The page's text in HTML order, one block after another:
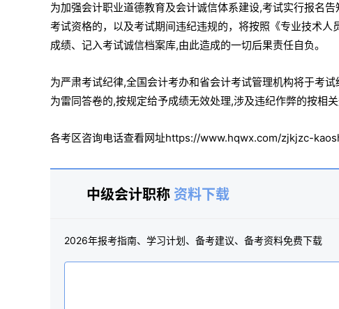
为加强会计职业道德教育及会计诚信体系建设,考试实行报名
考试资格的，以及考试期间违纪违规的，将按照《专业技术
成绩、记入考试诚信档案库,由此造成的一切后果责任自负。
为严肃考试纪律,全国会计考办和省会计考试管理机构将于考
为雷同答卷的,按规定给予成绩无效处理,涉及违纪作弊的按相关
各考区咨询电话查看网址https://www.hqwx.com/zjkjzc-
中级会计职称 资料下载
2026年报考指南、学习计划、备考建议、备考资料免费下载